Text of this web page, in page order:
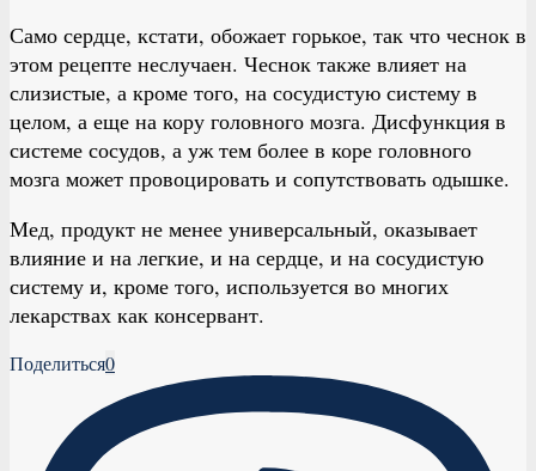
Само сердце, кстати, обожает горькое, так что чеснок в
этом рецепте неслучаен. Чеснок также влияет на
слизистые, а кроме того, на сосудистую систему в
целом, а еще на кору головного мозга. Дисфункция в
системе сосудов, а уж тем более в коре головного
мозга может провоцировать и сопутствовать одышке.
Мед, продукт не менее универсальный, оказывает
влияние и на легкие, и на сердце, и на сосудистую
систему и, кроме того, используется во многих
лекарствах как консервант.
Поделиться0